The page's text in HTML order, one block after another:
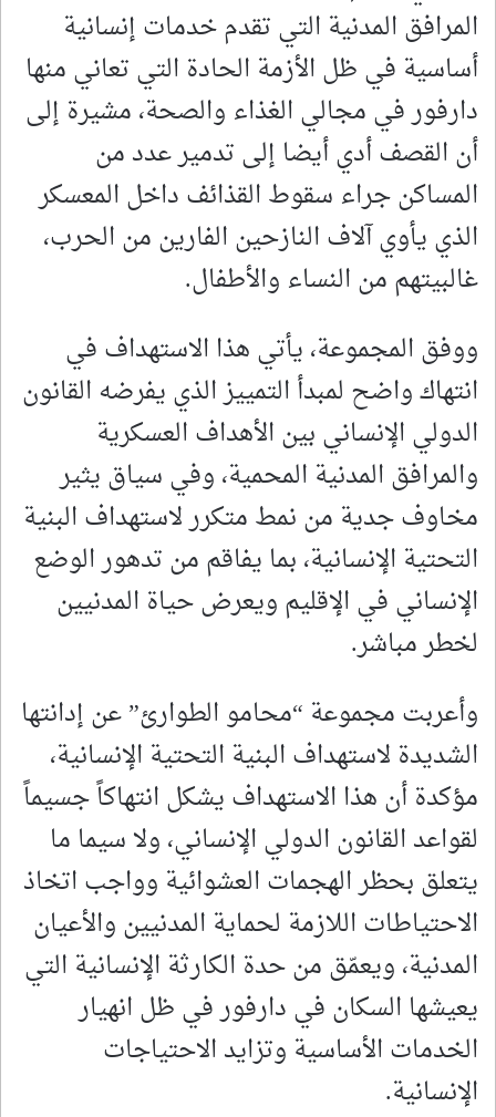
المرافق المدنية التي تقدم خدمات إنسانية
أساسية في ظل الأزمة الحادة التي تعاني منها
دارفور في مجالي الغذاء والصحة، مشيرة إلى
أن القصف أدي أيضا إلى تدمير عدد من
المساكن جراء سقوط القذائف داخل المعسكر
الذي يأوي آلاف النازحين الفارين من الحرب،
غالبيتهم من النساء والأطفال.
ووفق المجموعة، يأتي هذا الاستهداف في
انتهاك واضح لمبدأ التمييز الذي يفرضه القانون
الدولي الإنساني بين الأهداف العسكرية
والمرافق المدنية المحمية، وفي سياق يثير
مخاوف جدية من نمط متكرر لاستهداف البنية
التحتية الإنسانية، بما يفاقم من تدهور الوضع
الإنساني في الإقليم ويعرض حياة المدنيين
لخطر مباشر.
وأعربت مجموعة “محامو الطوارئ” عن إدانتها
الشديدة لاستهداف البنية التحتية الإنسانية،
مؤكدة أن هذا الاستهداف يشكل انتهاكاً جسيماً
لقواعد القانون الدولي الإنساني، ولا سيما ما
يتعلق بحظر الهجمات العشوائية وواجب اتخاذ
الاحتياطات اللازمة لحماية المدنيين والأعيان
المدنية، ويعمّق من حدة الكارثة الإنسانية التي
يعيشها السكان في دارفور في ظل انهيار
الخدمات الأساسية وتزايد الاحتياجات
الإنسانية.